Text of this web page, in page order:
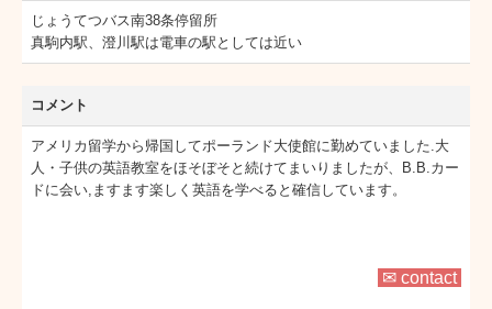
じょうてつバス南38条停留所
真駒内駅、澄川駅は電車の駅としては近い
コメント
アメリカ留学から帰国してポーランド大使館に勤めていました.大
人・子供の英語教室をほそぼそと続けてまいりましたが、B.B.カー
ドに会い,ますます楽しく英語を学べると確信しています。
✉ contact